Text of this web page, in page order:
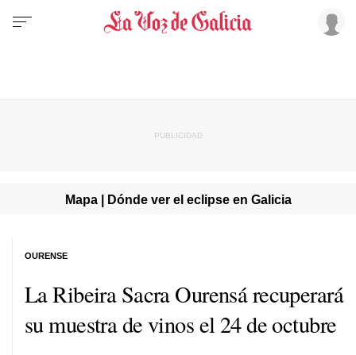
Mapa | Dónde ver el eclipse en Galicia
La Ribeira Sacra Ourensá recuperará
su muestra de vinos el 24 de octubre
OURENSE